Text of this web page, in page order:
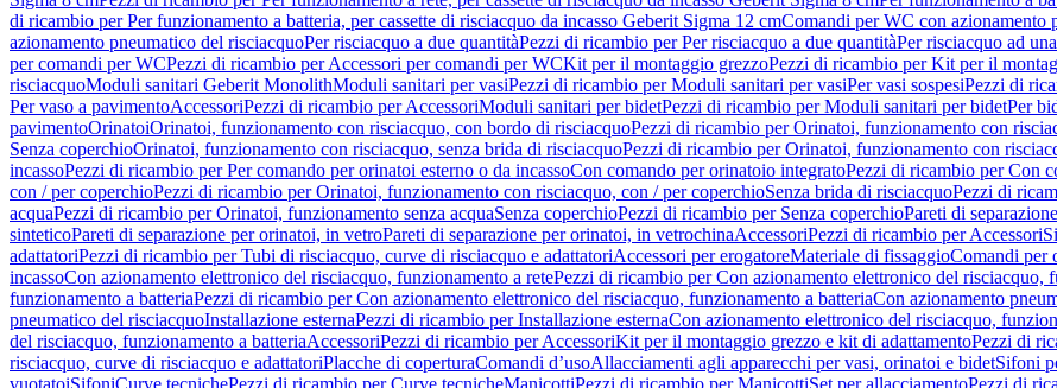
di ricambio per Per funzionamento a batteria, per cassette di risciacquo da incasso Geberit Sigma 12 cmComandi per WC con azionamento
azionamento pneumatico del risciacquoPer risciacquo a due quantitàPezzi di ricambio per Per risciacquo a due quantitàPer risciacquo ad
per comandi per WCPezzi di ricambio per Accessori per comandi per WCKit per il montaggio grezzoPezzi di ricambio per Kit per il
risciacquoModuli sanitari Geberit MonolithModuli sanitari per vasiPezzi di ricambio per Moduli sanitari per vasiPer vasi sospesiPezzi di
Per vaso a pavimentoAccessoriPezzi di ricambio per AccessoriModuli sanitari per bidetPezzi di ricambio per Moduli sanitari per bidetPer
pavimentoOrinatoiOrinatoi, funzionamento con risciacquo, con bordo di risciacquoPezzi di ricambio per Orinatoi, funzionamento con
Senza coperchioOrinatoi, funzionamento con risciacquo, senza brida di risciacquoPezzi di ricambio per Orinatoi, funzionamento con
incassoPezzi di ricambio per Per comando per orinatoi esterno o da incassoCon comando per orinatoio integratoPezzi di ricambio per Con
con / per coperchioPezzi di ricambio per Orinatoi, funzionamento con risciacquo, con / per coperchioSenza brida di risciacquoPezzi di
acquaPezzi di ricambio per Orinatoi, funzionamento senza acquaSenza coperchioPezzi di ricambio per Senza coperchioPareti di
sinteticoPareti di separazione per orinatoi, in vetroPareti di separazione per orinatoi, in vetrochinaAccessoriPezzi di ricambio per Accessori
adattatoriPezzi di ricambio per Tubi di risciacquo, curve di risciacquo e adattatoriAccessori per erogatoreMateriale di fissaggioComandi per
incassoCon azionamento elettronico del risciacquo, funzionamento a retePezzi di ricambio per Con azionamento elettronico del risciacquo,
funzionamento a batteriaPezzi di ricambio per Con azionamento elettronico del risciacquo, funzionamento a batteriaCon azionamento
pneumatico del risciacquoInstallazione esternaPezzi di ricambio per Installazione esternaCon azionamento elettronico del risciacquo,
del risciacquo, funzionamento a batteriaAccessoriPezzi di ricambio per AccessoriKit per il montaggio grezzo e kit di adattamentoPezzi di
risciacquo, curve di risciacquo e adattatoriPlacche di coperturaComandi d’usoAllacciamenti agli apparecchi per vasi, orinatoi e bidetSifoni
vuotatoiSifoniCurve tecnichePezzi di ricambio per Curve tecnicheManicottiPezzi di ricambio per ManicottiSet per allacciamentoPezzi di